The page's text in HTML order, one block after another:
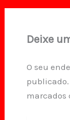
Deixe
O seu
publicado.
marcados